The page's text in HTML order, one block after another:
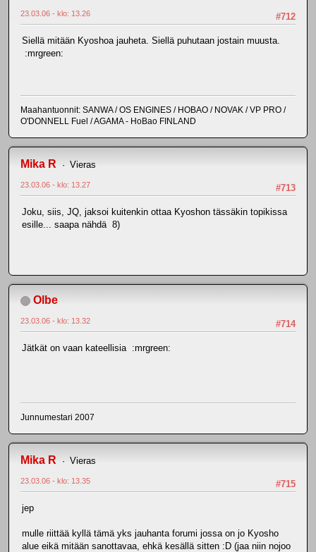
#712
23.03.06 - klo: 13.26
Siellä mitään Kyoshoa jauheta. Siellä puhutaan jostain muusta.
:mrgreen:
Maahantuonnit: SANWA / OS ENGINES / HOBAO / NOVAK / VP PRO /
O'DONNELL Fuel / AGAMA - HoBao FINLAND
Mika R Vieras
#713
23.03.06 - klo: 13.27
Joku, siis, JQ, jaksoi kuitenkin ottaa Kyoshon tässäkin topikissa
esille... saapa nähdä 8)
Olbe
#714
23.03.06 - klo: 13.32
Jätkät on vaan kateellisia :mrgreen:
Junnumestari 2007
Mika R Vieras
#715
23.03.06 - klo: 13.35
jep
mulle riittää kyllä tämä yks jauhanta forumi jossa on jo Kyosho
alue eikä mitään sanottavaa, ehkä kesällä sitten :D (jaa niin nojoo